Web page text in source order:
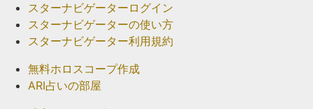
スターナビゲーターログイン
スターナビゲーターの使い方
スターナビゲーター利用規約
無料ホロスコープ作成
ARI占いの部屋